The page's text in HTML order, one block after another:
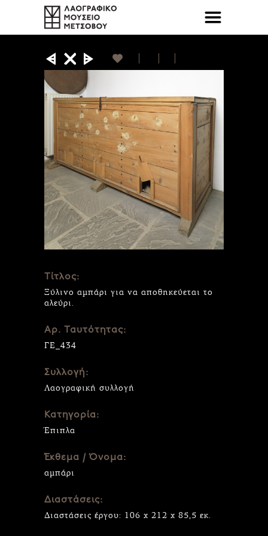
Τίτλος:
Ξύλινο αμπάρι για να αποθηκεύεται το
αλεύρι.
Αρ. Ταυτότητας:
ΓΕ_434
Συλλογή:
Λαογραφική συλλογή
Κατηγορία:
Έπιπλα
Έκθεμα / Όνομα:
αμπάρι
Διαστάσεις:
Διαστάσεις έργου: 106 x 212 x 85,5 εκ.